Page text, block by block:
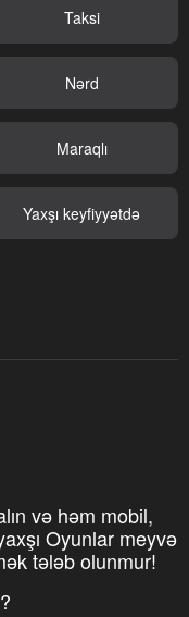
Taksi
Nərd
Maraqlı
Yaxşı keyfiyyətdə
və həm mobil,
Oyunlar meyvə
tələb olunmur!